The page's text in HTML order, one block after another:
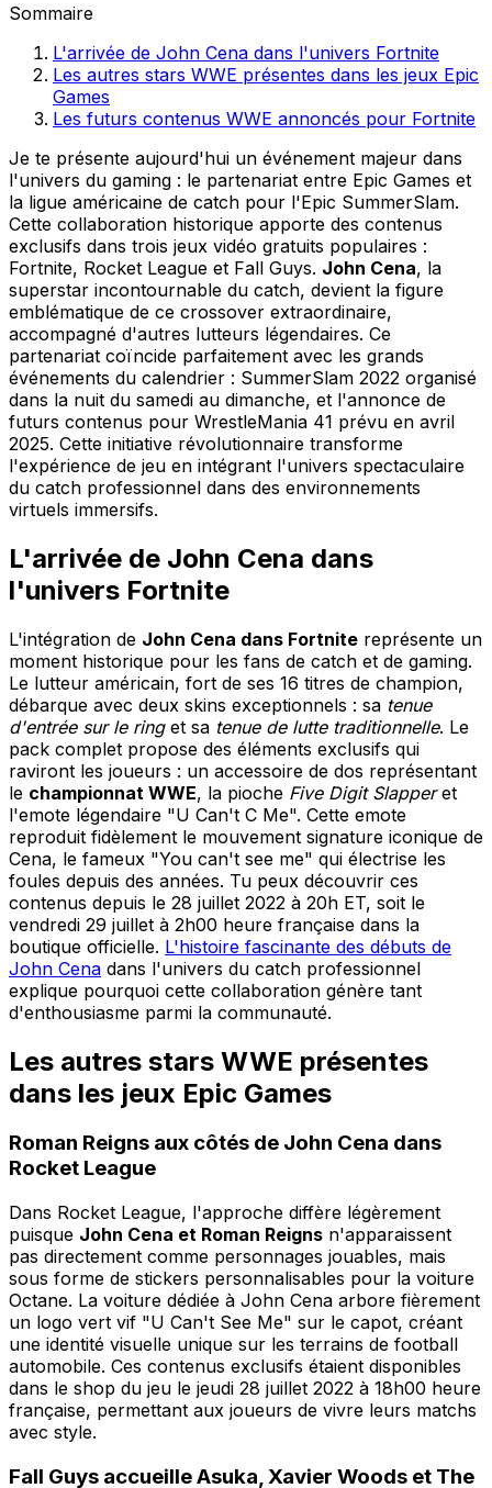
Sommaire
L'arrivée de John Cena dans l'univers Fortnite
Les autres stars WWE présentes dans les jeux Epic
Games
Les futurs contenus WWE annoncés pour Fortnite
Je te présente aujourd'hui un événement majeur dans
l'univers du gaming : le partenariat entre Epic Games et
la ligue américaine de catch pour l'Epic SummerSlam.
Cette collaboration historique apporte des contenus
exclusifs dans trois jeux vidéo gratuits populaires :
Fortnite, Rocket League et Fall Guys. John Cena, la
superstar incontournable du catch, devient la figure
emblématique de ce crossover extraordinaire,
accompagné d'autres lutteurs légendaires. Ce
partenariat coïncide parfaitement avec les grands
événements du calendrier : SummerSlam 2022 organisé
dans la nuit du samedi au dimanche, et l'annonce de
futurs contenus pour WrestleMania 41 prévu en avril
2025. Cette initiative révolutionnaire transforme
l'expérience de jeu en intégrant l'univers spectaculaire
du catch professionnel dans des environnements
virtuels immersifs.
L'arrivée de John Cena dans
l'univers Fortnite
L'intégration de John Cena dans Fortnite représente un
moment historique pour les fans de catch et de gaming.
Le lutteur américain, fort de ses 16 titres de champion,
débarque avec deux skins exceptionnels : sa tenue
d'entrée sur le ringet sa tenue de lutte traditionnelle. Le
pack complet propose des éléments exclusifs qui
raviront les joueurs : un accessoire de dos représentant
le championnat WWE, la pioche Five Digit Slapperet
l'emote légendaire "U Can't C Me". Cette emote
reproduit fidèlement le mouvement signature iconique de
Cena, le fameux "You can't see me" qui électrise les
foules depuis des années. Tu peux découvrir ces
contenus depuis le 28 juillet 2022 à 20h ET, soit le
vendredi 29 juillet à 2h00 heure française dans la
boutique officielle. L'histoire fascinante des débuts de
John Cena dans l'univers du catch professionnel
explique pourquoi cette collaboration génère tant
d'enthousiasme parmi la communauté.
Les autres stars WWE présentes
dans les jeux Epic Games
Roman Reigns aux côtés de John Cena dans
Rocket League
Dans Rocket League, l'approche diffère légèrement
puisque John Cena et Roman Reigns n'apparaissent
pas directement comme personnages jouables, mais
sous forme de stickers personnalisables pour la voiture
Octane. La voiture dédiée à John Cena arbore fièrement
un logo vert vif "U Can't See Me" sur le capot, créant
une identité visuelle unique sur les terrains de football
automobile. Ces contenus exclusifs étaient disponibles
dans le shop du jeu le jeudi 28 juillet 2022 à 18h00 heure
française, permettant aux joueurs de vivre leurs matchs
avec style.
Fall Guys accueille Asuka, Xavier Woods et The